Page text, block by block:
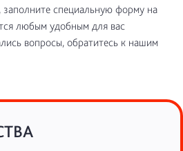
заполните специальную форму на
любым удобным для вас
вопросы, обратитесь к нашим